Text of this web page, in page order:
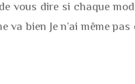
vous dire si chaque
bien Je n’ai même